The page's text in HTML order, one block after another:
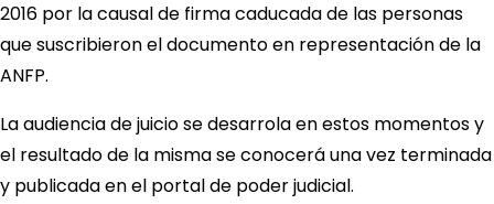
2016 por la causal de firma caducada de las personas
que suscribieron el documento en representación de la
ANFP.
La audiencia de juicio se desarrola en estos momentos y
el resultado de la misma se conocerá una vez terminada
y publicada en el portal de poder judicial.